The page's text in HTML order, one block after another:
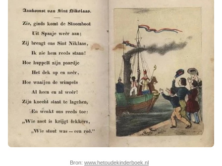
Bron: www.hetoudekinderboek.nl